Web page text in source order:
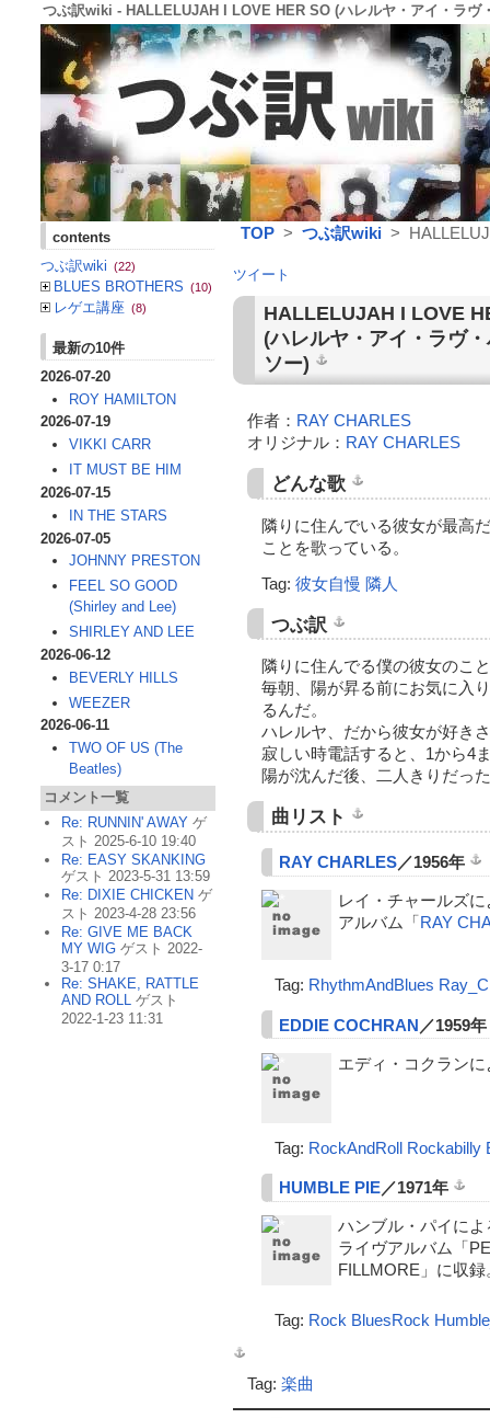
つぶ訳wiki - HALLELUJAH I LOVE HER SO (ハレルヤ・アイ・ラ
TOP > つぶ訳wiki >
ツイート
HALLELUJAH I LOVE
(ハレルヤ・アイ・ラヴ
ソー)
作者： RAY CHARLES
オリジナル： RAY CHARLES
どんな歌
隣りに住んでいる彼女が最高
ことを歌っている。
Tag: 彼女自慢 隣人
つぶ訳
隣りに住んでる僕の彼女のこ
毎朝、陽が昇る前にお気に入
るんだ。
ハレルヤ、だから彼女が好き
寂しい時電話すると、1から4
陽が沈んだ後、二人きりだっ
曲リスト
RAY CHARLES／1956年
レイ・チャールズ
アルバム「 RAY
Tag: RhythmAndBlues
EDDIE COCHRAN ／1959年
エディ・コクラン
Tag: RockAndRoll Rockabilly
HUMBLE PIE／1971年
ハンブル・パイに
ライヴアルバム「
FILLMORE」に収録
Tag: Rock BluesRock
Tag: 楽曲
contents
つぶ訳wiki (22)
BLUES BROTHERS (10)
レゲエ講座 (8)
最新の10件
2026-07-20
ROY HAMILTON
2026-07-19
VIKKI CARR
IT MUST BE HIM
2026-07-15
IN THE STARS
2026-07-05
JOHNNY PRESTON
FEEL SO GOOD
(Shirley and Lee)
SHIRLEY AND LEE
2026-06-12
BEVERLY HILLS
WEEZER
2026-06-11
TWO OF US (The
Beatles)
コメント一覧
Re: RUNNIN' AWAY ゲ
スト 2025-6-10 19:40
Re: EASY SKANKING
ゲスト 2023-5-31 13:59
Re: DIXIE CHICKEN ゲ
スト 2023-4-28 23:56
Re: GIVE ME BACK
MY WIG ゲスト 2022-
3-17 0:17
Re: SHAKE, RATTLE
AND ROLL ゲスト
2022-1-23 11:31